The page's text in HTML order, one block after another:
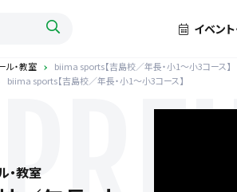
イベン
ル・教室
biima sports【吉島校／年長・小1〜小3コース】
biima sports【吉島校／年長・小1〜小3コース】
・教室